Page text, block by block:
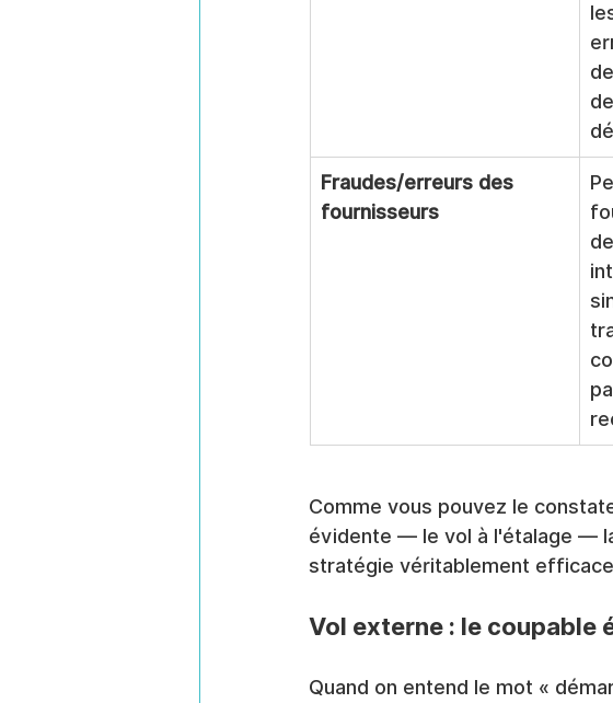
Fraudes/erreurs des
fournisseurs
Comme vous pouvez le
évidente — le vol à l'étalage —
stratégie véritablement
Vol externe : le coupable
Quand on entend le mot «